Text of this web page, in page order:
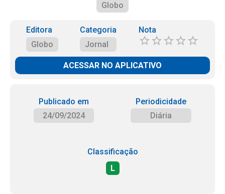
Globo
Editora
Globo
Categoria
Jornal
Nota
ACESSAR NO APLICATIVO
Publicado em
24/09/2024
Periodicidade
Diária
Classificação
L